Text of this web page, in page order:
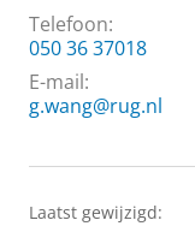
Telefoon:
050 36 37018
E-mail:
g.wang@rug.nl
Laatst gewijzigd: